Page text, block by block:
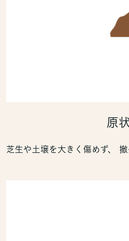
原
芝生や土壌を大きく傷めず、